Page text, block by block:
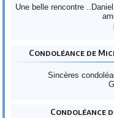
Une belle rencontre
Condoléance de
Sincères
Condoléance